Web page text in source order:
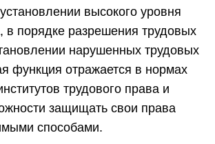
высокого уровня
в порядке разрешения трудовых
нарушенных трудовых
функция отражается в нормах
трудового права и
защищать свои права
способами.